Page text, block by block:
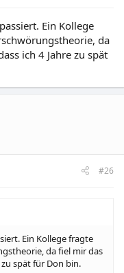
Ein Kollege
da
ich 4 Jahre zu spät
#26
Ein Kollege fragte
da fiel mir das
zu spät für Don bin.